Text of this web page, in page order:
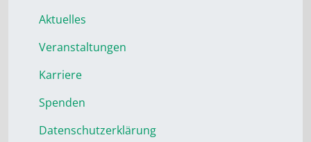
Aktuelles
Veranstaltungen
Karriere
Spenden
Datenschutzerklärung